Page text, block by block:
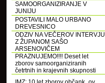
SAMOORGANIZIRANJE V
JUNIJU
POSTAVILI MALO URBANO
DREVESNICO
ODZIV NA VEČEROV INTERVJU
Z ŽUPANOM SAŠO
ARSENOVIČEM
PRAZNUJEMO!!!! Deset let
zborov samoorganiziranih
četrtnih in krajevnih skupnosti